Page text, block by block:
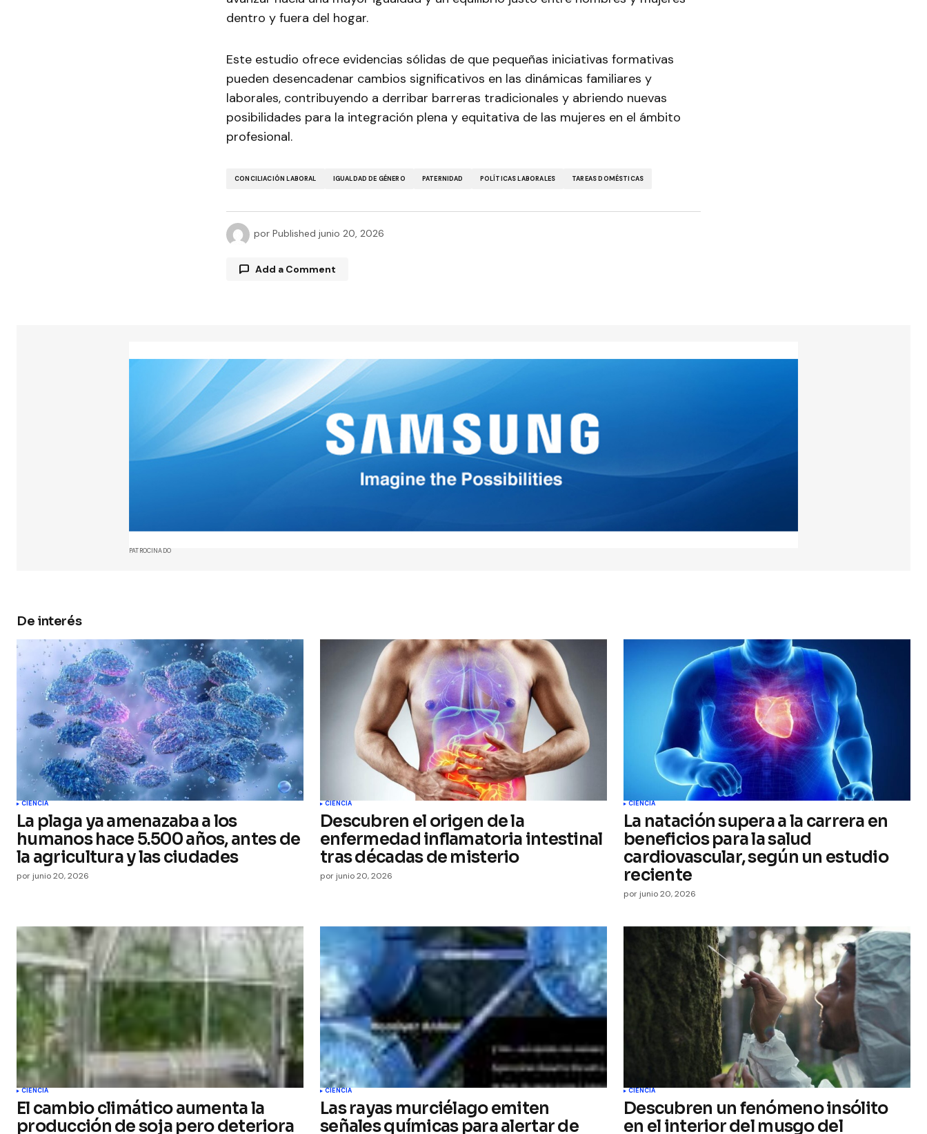
dentro y fuera del hogar.
Este estudio ofrece evidencias sólidas de que pequeñas iniciativas formativas
pueden desencadenar cambios significativos en las dinámicas familiares y
laborales, contribuyendo a derribar barreras tradicionales y abriendo nuevas
posibilidades para la integración plena y equitativa de las mujeres en el ámbito
profesional.
CONCILIACIÓN LABORAL IGUALDAD DE GÉNERO PATERNIDAD POLÍTICAS LABORALES TAREAS DOMÉSTICAS
por Published junio 20, 2026
Add a Comment
*
Your E-mail*
próxima vez que comente.
PATROCINADO
De interés
CIENCIA
La plaga ya amenazaba a los
humanos hace 5.500 años, antes de
la agricultura y las ciudades
por junio 20, 2026
CIENCIA
Descubren el origen de la
enfermedad inflamatoria intestinal
tras décadas de misterio
por junio 20, 2026
CIENCIA
La natación supera a la carrera en
beneficios para la salud
cardiovascular, según un estudio
reciente
por junio 20, 2026
CIENCIA
El cambio climático aumenta la
producción de soja pero deteriora
CIENCIA
Las rayas murciélago emiten
señales químicas para alertar de
CIENCIA
Descubren un fenómeno insólito
en el interior del musgo del